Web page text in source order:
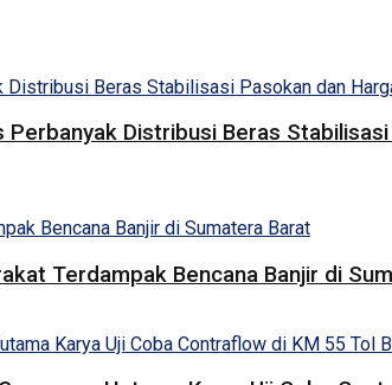
Distribusi Beras
Terdampak Bencana Banjir di